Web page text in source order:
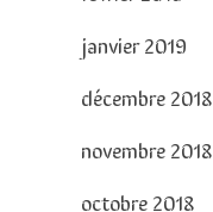
janvier 2019
décembre 2018
novembre 2018
octobre 2018